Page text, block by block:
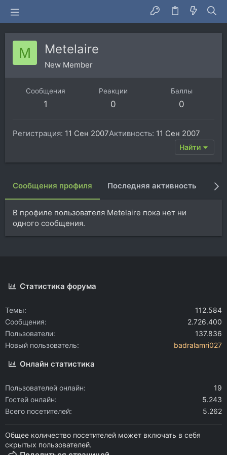
M Metelaire
New Member
Сообщения
1
Реакции
0
Баллы
0
Регистрация 11 Сен 2007Активность 11 Сен 2007
Найти
Сообщения профиля Последняя активность
В профиле пользователя Metelaire пока нет ни
одного сообщения.
Статистика форума
Темы
112.584
Сообщения
2.726.400
Пользователи
137.836
Новый пользователь
badralamri027
Онлайн статистика
Пользователей онлайн
19
Гостей онлайн
5.243
Всего посетителей
5.262
Общее количество посетителей может включать в себя
скрытых пользователей.